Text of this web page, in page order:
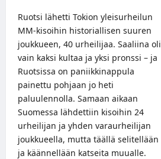
Ruotsi lähetti Tokion yleisurheilun
MM-kisoihin historiallisen suuren
joukkueen, 40 urheilijaa. Saaliina oli
vain kaksi kultaa ja yksi pronssi – ja
Ruotsissa on paniikkinappula
painettu pohjaan jo heti
paluulennolla. Samaan aikaan
Suomessa lähdettiin kisoihin 24
urheilijan ja yhden varaurheilijan
joukkueella, mutta täällä selitellään
ja käännellään katseita muualle.